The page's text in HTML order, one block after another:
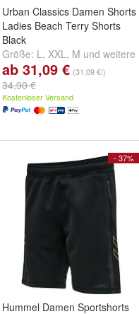
Urban Classics Damen Shorts
Ladies Beach Terry Shorts
Black
Größe: L, XXL, M und weitere
...
ab 31,09 € (31,09 €/)
34,90 €
Kostenloser Versand
- 37%
Hummel Damen Sportshorts